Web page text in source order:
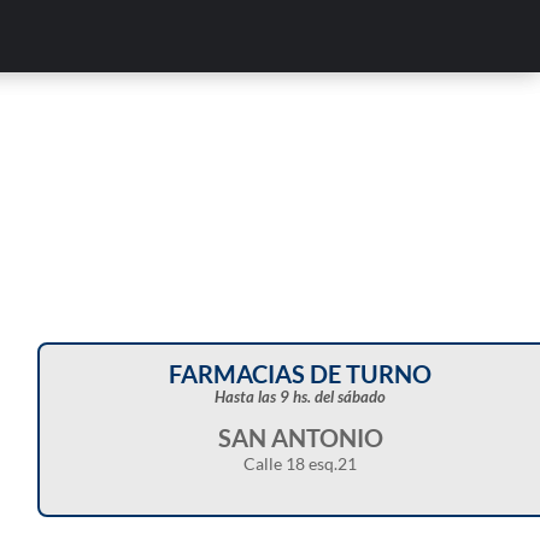
FARMACIAS DE TURNO
Hasta las 9 hs. del sábado
SAN ANTONIO
Calle 18 esq.21